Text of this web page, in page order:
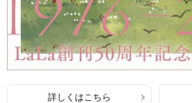
詳しくはこちら